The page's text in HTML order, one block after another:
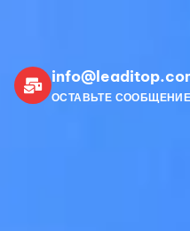
ОСТАВЬТЕ СООБЩЕНИЕ